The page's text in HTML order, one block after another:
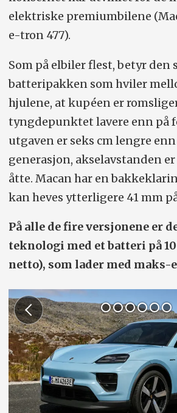
elektriske premiumbilene
e-tron 477).
Som på elbiler flest, betyr den
batteripakken som hviler
hjulene, at kupéen er
tyngdepunktet lavere enn på
utgaven er seks cm lengre
generasjon, akselavstanden
åtte. Macan har en
kan heves ytterligere 41 mm
På alle de fire versjonene er
teknologi med et batteri på
netto), som lader med maks-